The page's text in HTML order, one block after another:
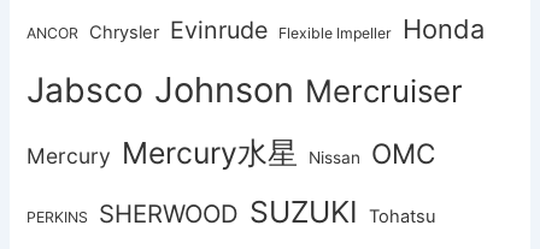
ANCOR Chrysler Evinrude Flexible Impeller Honda
Jabsco Johnson Mercruiser
Mercury Mercury水星 Nissan OMC
PERKINS SHERWOOD SUZUKI Tohatsu